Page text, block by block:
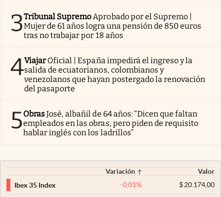
3Tribunal SupremoAprobado por el Supremo |
Mujer de 61 años logra una pensión de 850 euros
tras no trabajar por 18 años
4Viajar Oficial | España impedirá el ingreso y la
salida de ecuatorianos, colombianos y
venezolanos que hayan postergado la renovación
del pasaporte
5ObrasJosé, albañil de 64 años: “Dicen que faltan
empleados en las obras, pero piden de requisito
hablar inglés con los ladrillos”
Variación
Valor
Ibex 35 Index
-0,01% $20.174,00